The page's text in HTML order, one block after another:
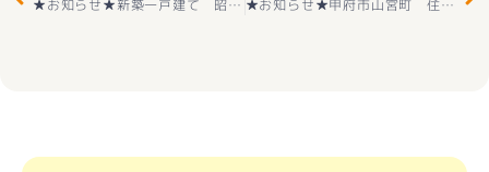
★お知らせ★新築一戸建て 昭和町河西 第２ 2階建 ４ＬＤＫ 全４棟 新価格にて
★お知らせ★甲府市山宮町 住宅用地 土地 価格９００万円 上下水道あり＋境界確定済み 現況有姿にて引き渡し 好評販売中